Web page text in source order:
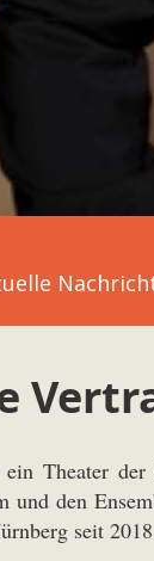
Theater
und den
seit